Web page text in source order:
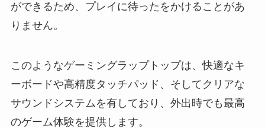
ができるため、プレイに待ったをかけることがあ
りません。
このようなゲーミングラップトップは、快適なキ
ーボードや高精度タッチパッド、そしてクリアな
サウンドシステムを有しており、外出時でも最高
のゲーム体験を提供します。